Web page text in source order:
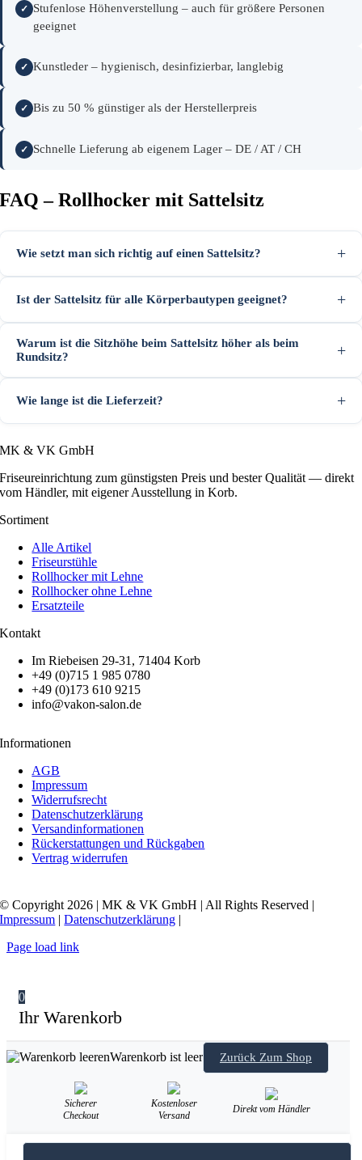
Stufenlose Höhenverstellung – auch für größere Personen
geeignet
Kunstleder – hygienisch, desinfizierbar, langlebig
Bis zu 50 % günstiger als der Herstellerpreis
Schnelle Lieferung ab eigenem Lager – DE / AT / CH
FAQ – Rollhocker mit Sattelsitz
Wie setzt man sich richtig auf einen Sattelsitz?
Ist der Sattelsitz für alle Körperbautypen geeignet?
Warum ist die Sitzhöhe beim Sattelsitz höher als beim
Rundsitz?
Wie lange ist die Lieferzeit?
MK & VK GmbH
Friseureinrichtung zum günstigsten Preis und bester Qualität — direkt
vom Händler, mit eigener Ausstellung in Korb.
Sortiment
Alle Artikel
Friseurstühle
Rollhocker mit Lehne
Rollhocker ohne Lehne
Ersatzteile
Kontakt
Im Riebeisen 29-31, 71404 Korb
+49 (0)715 1 985 0780
+49 (0)173 610 9215
info@vakon-salon.de
Informationen
AGB
Impressum
Widerrufsrecht
Datenschutzerklärung
Versandinformationen
Rückerstattungen und Rückgaben
Vertrag widerrufen
© Copyright 2026 | MK & VK GmbH | All Rights Reserved |
Impressum |Datenschutzerklärung |
Page load link
0
Ihr Warenkorb
Warenkorb ist leer Zurück Zum Shop
Sicherer
Checkout
Kostenloser
Versand
Direkt vom Händler